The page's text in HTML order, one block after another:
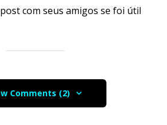
com seus amigos se foi útil
Comments (2)